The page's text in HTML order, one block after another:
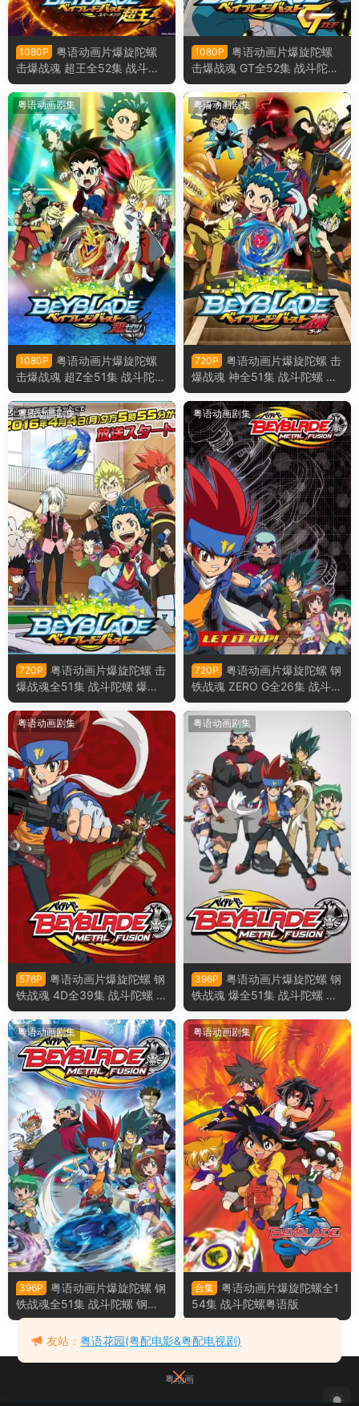
1080P
粤语动画片爆旋陀螺
击爆战魂 超王全52集 战斗陀
螺 爆烈世代 超王粤语版
1080P
粤语动画片爆旋陀螺
击爆战魂 GT全52集 战斗陀螺
爆烈世代 GT粤语版
粤语动画剧集
1080P
粤语动画片爆旋陀螺
击爆战魂 超Z全51集 战斗陀螺
爆烈世代 超Z粤语版
粤语动画剧集
720P
粤语动画片爆旋陀螺 击
爆战魂 神全51集 战斗陀螺 爆
烈世代 神粤语版
粤语动画剧集
720P
粤语动画片爆旋陀螺 击
爆战魂全51集 战斗陀螺 爆烈
世代粤语版
粤语动画剧集
720P
粤语动画片爆旋陀螺 钢
铁战魂 ZERO G全26集 战斗陀
螺 钢铁奇兵 ZERO G粤语版
粤语动画剧集
576P
粤语动画片爆旋陀螺 钢
铁战魂 4D全39集 战斗陀螺 钢
铁奇兵 4D粤语版
粤语动画剧集
396P
粤语动画片爆旋陀螺 钢
铁战魂 爆全51集 战斗陀螺 钢
铁奇兵 爆粤语版
粤语动画剧集
396P
粤语动画片爆旋陀螺 钢
铁战魂全51集 战斗陀螺 钢铁
奇兵粤语版
粤语动画剧集
合集 粤语动画片爆旋陀螺全1
54集 战斗陀螺粤语版
粤动画
友站：粤语花园(粤配电影&粤配电视剧)